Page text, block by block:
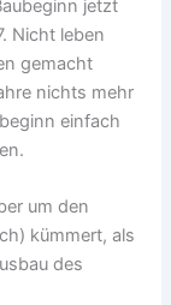
jetzt
Nicht leben
gemacht
nichts mehr
einfach
um den
kümmert, als
des